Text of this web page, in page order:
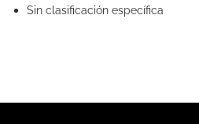
Sin clasificación específica